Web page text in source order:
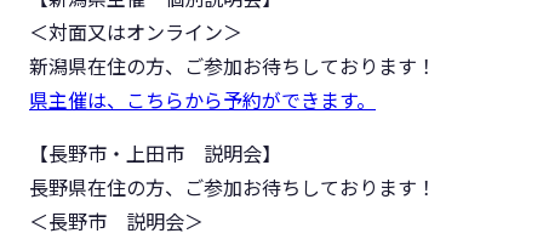
＜対面又はオンライン＞
新潟県在住の方、ご参加お待ちしております！
県主催は、こちらから予約ができます。
【長野市・上田市 説明会】
長野県在住の方、ご参加お待ちしております！
＜長野市 説明会＞